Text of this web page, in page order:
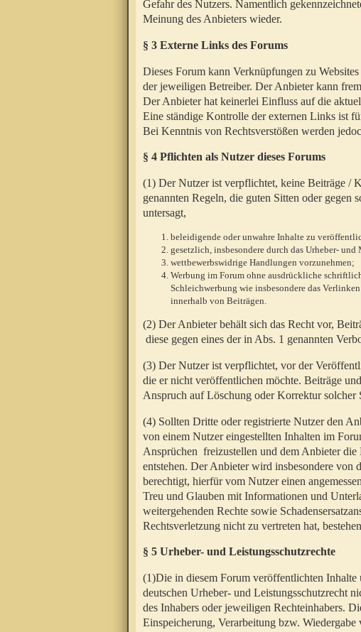
Gefahr des Nutzers. Namentlich
Meinung des Anbieters wieder.
§ 3 Externe Links des Forums
Dieses Forum kann Verknüpfungen zu
der jeweiligen Betreiber. Der Anbieter kann
Der Anbieter hat keinerlei Einfluss auf die
Eine ständige Kontrolle der externen Links ist
Bei Kenntnis von Rechtsverstößen werden
§ 4 Pflichten als Nutzer dieses Forums
(1) Der Nutzer ist verpflichtet, keine Beiträge /
genannten Regeln, die guten Sitten oder gegen
untersagt,
beleidigende oder unwahre Inhalte zu
gesetzlich, insbesondere durch das Urheber-
wettbewerbswidrige Handlungen vorzunehmen;
Werbung im Forum ohne ausdrückliche
Schleichwerbung wie insbesondere das
innerhalb von Beiträgen.
(2) Der Anbieter behält sich das Recht vor,
diese gegen eines der in Abs. 1 genannten
(3) Der Nutzer ist verpflichtet, vor der
die er nicht veröffentlichen möchte. Beiträge
Anspruch auf Löschung oder Korrektur solcher
(4) Sollten Dritte oder registrierte Nutzer den
von einem Nutzer eingestellten Inhalten im
Ansprüchen freizustellen und dem Anbieter die
entstehen. Der Anbieter wird insbesondere
berechtigt, hierfür vom Nutzer einen
Treu und Glauben mit Informationen und
weitergehenden Rechte sowie
Rechtsverletzung nicht zu vertreten hat,
§ 5 Urheber- und Leistungsschutzrechte
(1)Die in diesem Forum veröffentlichten Inhalte
deutschen Urheber- und Leistungsschutzrecht
des Inhabers oder jeweiligen Rechteinhabers.
Einspeicherung, Verarbeitung bzw.